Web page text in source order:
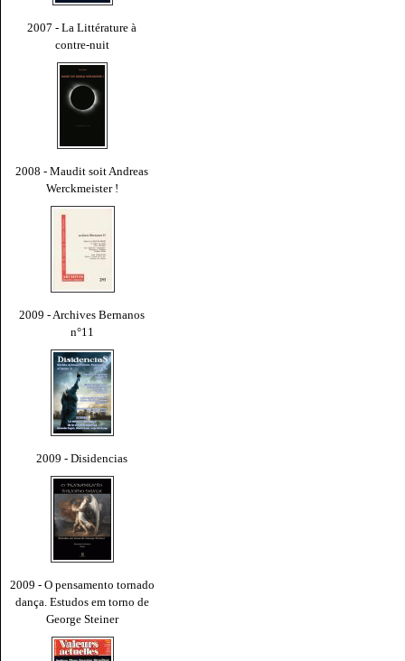
2007 - La Littérature à
contre-nuit
2008 - Maudit soit Andreas
Werckmeister !
2009 - Archives Bernanos
n°11
2009 - Disidencias
2009 - O pensamento tornado
dança. Estudos em torno de
George Steiner